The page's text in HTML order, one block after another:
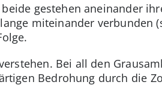
gestehen aneinander
miteinander verbunden
Bei all den
Bedrohung durch die